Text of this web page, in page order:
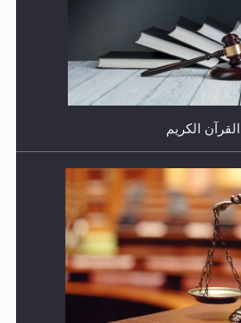
السنة الميلادية أو الهجرية؟
الكريم